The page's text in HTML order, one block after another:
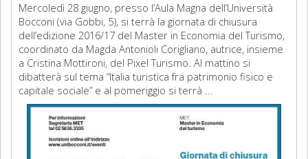
Mercoledì 28 giugno, presso l’Aula Magna dell’Università
Bocconi (via Gobbi, 5), si terrà la giornata di chiusura
dell’edizione 2016/17 del Master in Economia del Turismo,
coordinato da Magda Antonioli Corigliano, autrice, insieme
a Cristina Mottironi, del Pixel Turismo. Al mattino si
dibatterà sul tema “Italia turistica fra patrimonio fisico e
capitale sociale” e al pomeriggio si terrà ...